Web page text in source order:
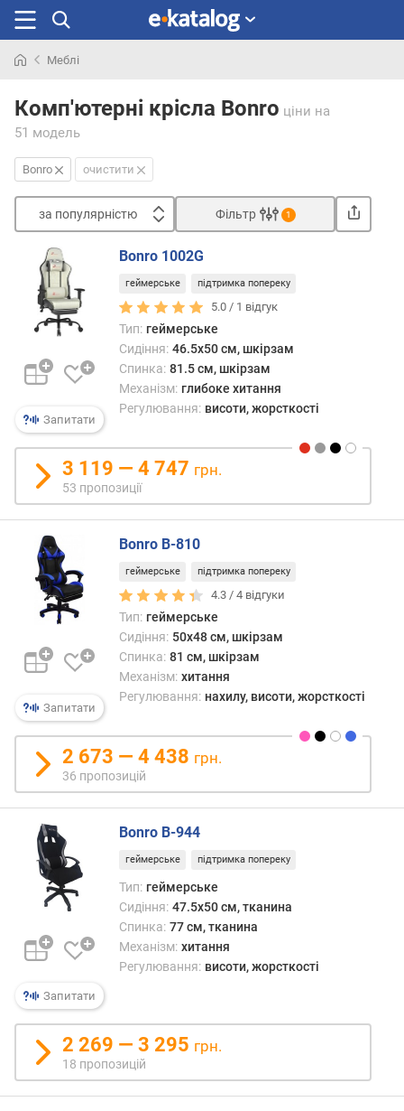
раніше
Меблі
Комп'ютерні крісла Bonro ціни на
51 модель
Bonro очистити
за популярністю
з
а
п
о
у
л
р
н
с
в
і
д
д
ш
е
и
х
д
о
д
о
о
г
и
х
і
о
р
о
г
и
х
Фільтр 1
Запитати
Bonro 1002G
геймерське підтримка попереку
5.0 / 1 відгук
Тип: геймерське
Сидіння: 46.5x50 см, шкірзам
Спинка: 81.5 см, шкірзам
Механізм: глибоке хитання
Регулювання: висоти, жорсткості
3 119 — 4 747 грн.
53 пропозиції
Запитати
Bonro B-810
геймерське підтримка попереку
4.3 /4 відгуки
Тип: геймерське
Сидіння: 50x48 см, шкірзам
Спинка: 81 см, шкірзам
Механізм: хитання
Регулювання: нахилу, висоти, жорсткості
2 673 — 4 438 грн.
36 пропозицій
Запитати
Bonro B-944
геймерське підтримка попереку
Тип: геймерське
Сидіння: 47.5x50 см, тканина
Спинка: 77 см, тканина
Механізм: хитання
Регулювання: висоти, жорсткості
2 269 — 3 295 грн.
18 пропозицій